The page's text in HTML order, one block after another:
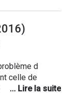
j'adore,
la classe c
d
celle de
sécurité